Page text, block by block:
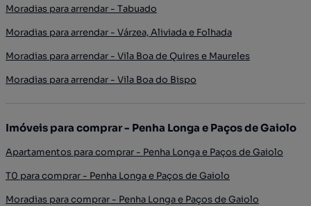
Moradias para arrendar - Tabuado
Moradias para arrendar - Várzea, Aliviada e Folhada
Moradias para arrendar - Vila Boa de Quires e Maureles
Moradias para arrendar - Vila Boa do Bispo
Imóveis para comprar - Penha Longa e Paços de Gaiolo
Apartamentos para comprar - Penha Longa e Paços de Gaiolo
T0 para comprar - Penha Longa e Paços de Gaiolo
Moradias para comprar - Penha Longa e Paços de Gaiolo